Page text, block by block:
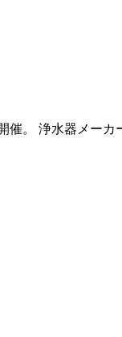
。 浄水器メー